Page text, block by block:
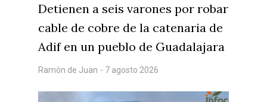
Detienen a seis varones por robar
cable de cobre de la catenaria de
Adif en un pueblo de Guadalajara
Ramón de Juan - 7 agosto 2026